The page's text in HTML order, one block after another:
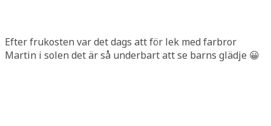
Efter frukosten var det dags att för lek med farbror
Martin i solen det är så underbart att se barns glädje 😀